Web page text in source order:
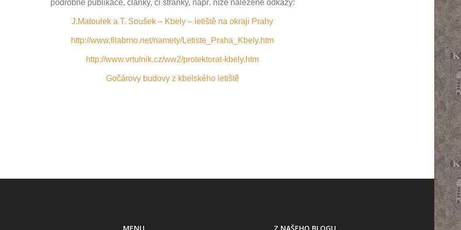
podrobné publikace, články, či stránky, např. níže nalezené odkazy:
J.Matoulek a T. Soušek – Kbely – letiště na okraji Prahy
http://www.filabrno.net/namety/Letiste_Praha_Kbely.htm
http://www.vrtulnik.cz/ww2/protektorat-kbely.htm
Gočárovy budovy z kbelského letiště